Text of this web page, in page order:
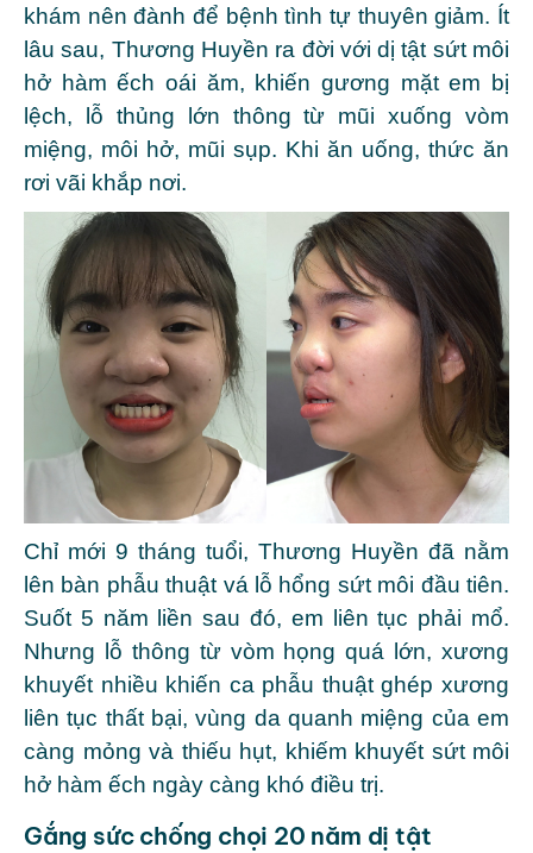
khám nên đành để bệnh tình tự thuyên giảm. Ít
lâu sau, Thương Huyền ra đời với dị tật sứt môi
hở hàm ếch oái ăm, khiến gương mặt em bị
lệch, lỗ thủng lớn thông từ mũi xuống vòm
miệng, môi hở, mũi sụp. Khi ăn uống, thức ăn
rơi vãi khắp nơi.
Chỉ mới 9 tháng tuổi, Thương Huyền đã nằm
lên bàn phẫu thuật vá lỗ hổng sứt môi đầu tiên.
Suốt 5 năm liền sau đó, em liên tục phải mổ.
Nhưng lỗ thông từ vòm họng quá lớn, xương
khuyết nhiều khiến ca phẫu thuật ghép xương
liên tục thất bại, vùng da quanh miệng của em
càng mỏng và thiếu hụt, khiếm khuyết sứt môi
hở hàm ếch ngày càng khó điều trị.
Gắng sức chống chọi 20 năm dị tật